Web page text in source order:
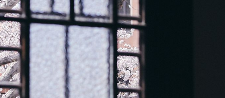
企業・研究者の方
地域・一般の方
報道関係の方
明治学院大学について
教育